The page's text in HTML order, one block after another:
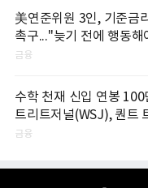
美연준위원 3인, 기준금
촉구..."늦기 전에 행동해
금융
수학 천재 신입 연봉
트리트저널(WSJ), 퀀트
업들 인재 확보 경쟁
금융